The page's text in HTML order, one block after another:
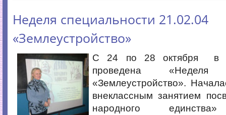
Неделя специальности 21.02.04
«Землеустройство»
С 24 по 28 октября в
проведена «Неделя
«Землеустройство».
внеклассным занятием
народного